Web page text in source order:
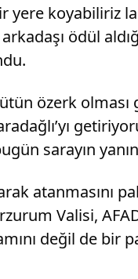
yere koyabiliriz
ödül
özerk olması
sarayın
atanmasını
Valisi,
değil de bir